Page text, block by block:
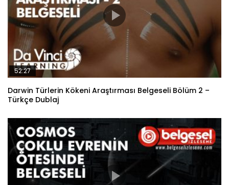
52:27
Darwin Türlerin Kökeni Araştırması Belgeseli Bölüm 2 –
Türkçe Dublaj